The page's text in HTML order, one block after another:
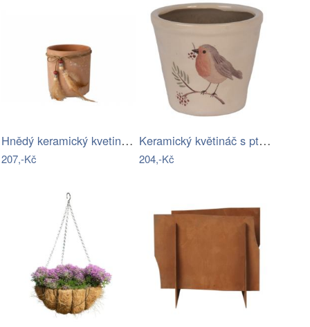
Hnědý keramický kvetináč s peříčky…
207,-Kč
Keramický květináč s ptáčkem Vintage…
204,-Kč